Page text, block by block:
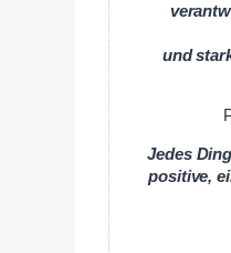
und
Jedes
positive,